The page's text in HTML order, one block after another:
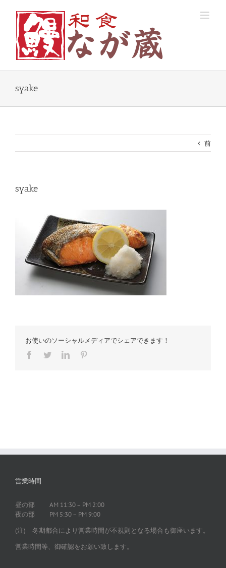
content
syake
前
syake
お使いのソーシャルメディアでシェアできます！
Facebook
TwitterLinkedIn
営業時間
昼の部 AM 11:30 – PM 2:00
夜の部 PM 5:30 – PM 9:00
(注) 冬期都合により営業時間が不規則となる場合も御座います。
営業時間等、御確認をお願い致します。